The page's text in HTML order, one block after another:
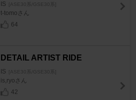
IS [ASE30系/GSE30系]
t-tomoさん
64
DETAIL ARTIST RIDE
IS [ASE30系/GSE30系]
is,ryoさん
42